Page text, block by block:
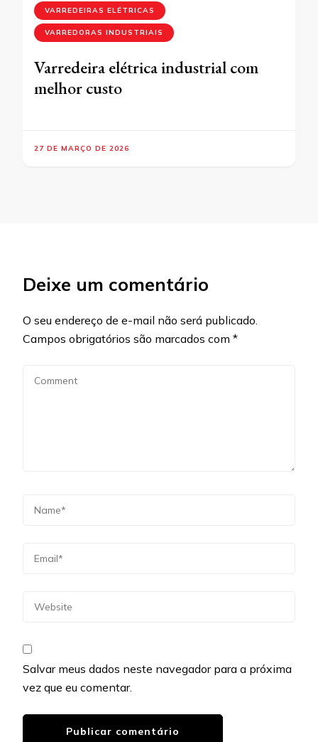
VARREDEIRAS ELÉTRICAS
VARREDORAS INDUSTRIAIS
Varredeira elétrica industrial com
melhor custo
27 DE MARÇO DE 2026
Deixe um comentário
O seu endereço de e-mail não será publicado.
Campos obrigatórios são marcados com *
Salvar meus dados neste navegador para a próxima
vez que eu comentar.